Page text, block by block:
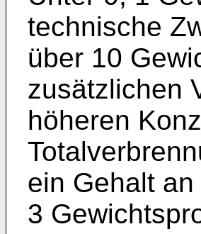
technische
über 10
zusätzlichen
höheren
ein Gehalt
3